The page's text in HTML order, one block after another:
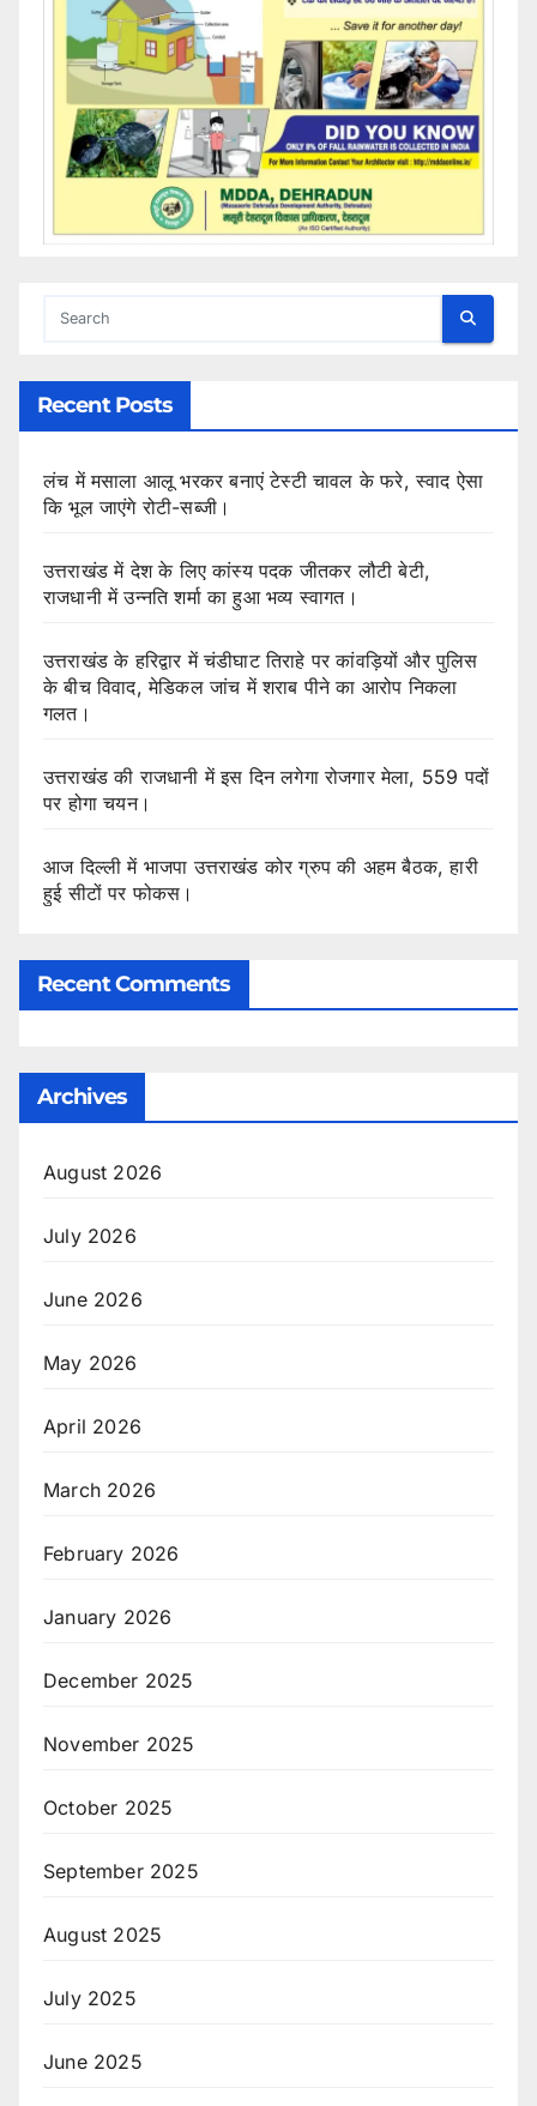
Recent Posts
लंच में मसाला आलू भरकर बनाएं टेस्टी चावल के फरे, स्वाद ऐसा
कि भूल जाएंगे रोटी-सब्जी।
उत्तराखंड में देश के लिए कांस्य पदक जीतकर लौटी बेटी,
राजधानी में उन्नति शर्मा का हुआ भव्य स्वागत।
उत्तराखंड के हरिद्वार में चंडीघाट तिराहे पर कांवड़ियों और पुलिस
के बीच विवाद, मेडिकल जांच में शराब पीने का आरोप निकला
गलत।
उत्तराखंड की राजधानी में इस दिन लगेगा रोजगार मेला, 559 पदों
पर होगा चयन।
आज दिल्ली में भाजपा उत्तराखंड कोर ग्रुप की अहम बैठक, हारी
हुई सीटों पर फोकस।
Recent Comments
Archives
August 2026
July 2026
June 2026
May 2026
April 2026
March 2026
February 2026
January 2026
December 2025
November 2025
October 2025
September 2025
August 2025
July 2025
June 2025